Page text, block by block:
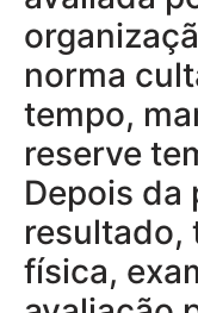
norma
tempo,
reserve
Depois da
resultado,
física,